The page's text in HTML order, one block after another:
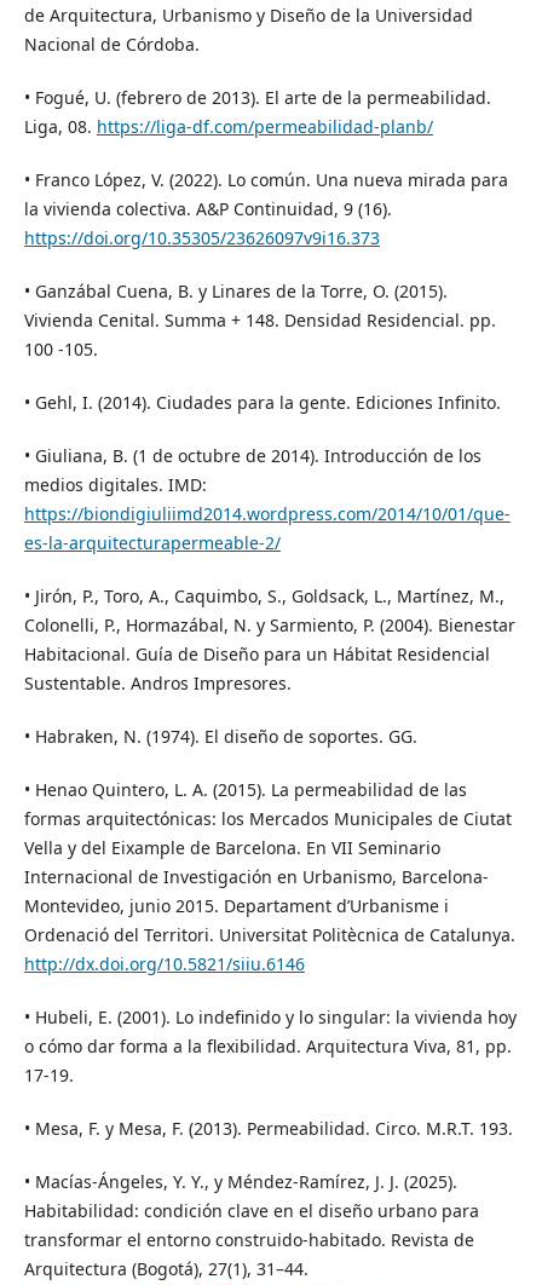
de Arquitectura, Urbanismo y Diseño de la Universidad
Nacional de Córdoba.
• Fogué, U. (febrero de 2013). El arte de la permeabilidad.
Liga, 08. https://liga-df.com/permeabilidad-planb/
• Franco López, V. (2022). Lo común. Una nueva mirada para
la vivienda colectiva. A&P Continuidad, 9 (16).
https://doi.org/10.35305/23626097v9i16.373
• Ganzábal Cuena, B. y Linares de la Torre, O. (2015).
Vivienda Cenital. Summa + 148. Densidad Residencial. pp.
100 -105.
• Gehl, I. (2014). Ciudades para la gente. Ediciones Infinito.
• Giuliana, B. (1 de octubre de 2014). Introducción de los
medios digitales. IMD:
https://biondigiuliimd2014.wordpress.com/2014/10/01/que-
es-la-arquitecturapermeable-2/
• Jirón, P., Toro, A., Caquimbo, S., Goldsack, L., Martínez, M.,
Colonelli, P., Hormazábal, N. y Sarmiento, P. (2004). Bienestar
Habitacional. Guía de Diseño para un Hábitat Residencial
Sustentable. Andros Impresores.
• Habraken, N. (1974). El diseño de soportes. GG.
• Henao Quintero, L. A. (2015). La permeabilidad de las
formas arquitectónicas: los Mercados Municipales de Ciutat
Vella y del Eixample de Barcelona. En VII Seminario
Internacional de Investigación en Urbanismo, Barcelona-
Montevideo, junio 2015. Departament d’Urbanisme i
Ordenació del Territori. Universitat Politècnica de Catalunya.
http://dx.doi.org/10.5821/siiu.6146
• Hubeli, E. (2001). Lo indefinido y lo singular: la vivienda hoy
o cómo dar forma a la flexibilidad. Arquitectura Viva, 81, pp.
17-19.
• Mesa, F. y Mesa, F. (2013). Permeabilidad. Circo. M.R.T. 193.
• Macías-Ángeles, Y. Y., y Méndez-Ramírez, J. J. (2025).
Habitabilidad: condición clave en el diseño urbano para
transformar el entorno construido-habitado. Revista de
Arquitectura (Bogotá), 27(1), 31–44.